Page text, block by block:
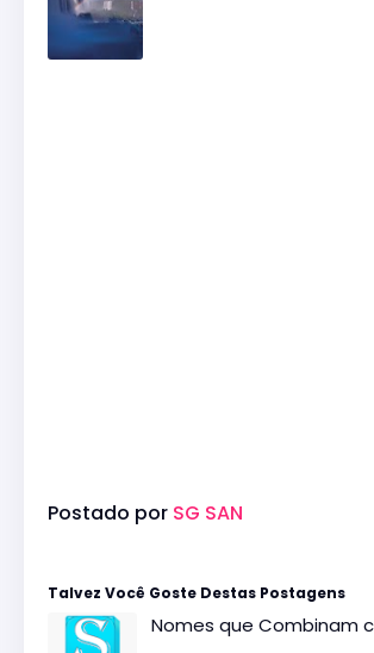
Postado por SG SAN
Talvez Você Goste Destas Postagens
Nomes que Combinam